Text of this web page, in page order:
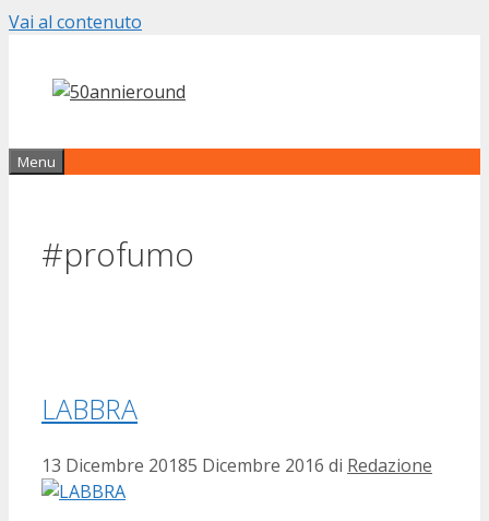
Vai al contenuto
Menu
#profumo
LABBRA
13 Dicembre 20185 Dicembre 2016 di Redazione